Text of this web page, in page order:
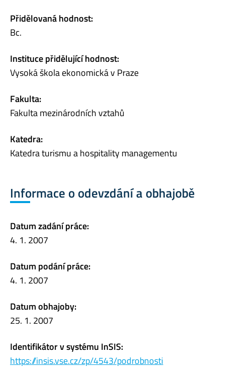
Přidělovaná hodnost:
Bc.
Instituce přidělující hodnost:
Vysoká škola ekonomická v Praze
Fakulta:
Fakulta mezinárodních vztahů
Katedra:
Katedra turismu a hospitality managementu
Informace o odevzdání a obhajobě
Datum zadání práce:
4. 1. 2007
Datum podání práce:
4. 1. 2007
Datum obhajoby:
25. 1. 2007
Identifikátor v systému InSIS:
https://insis.vse.cz/zp/4543/podrobnosti